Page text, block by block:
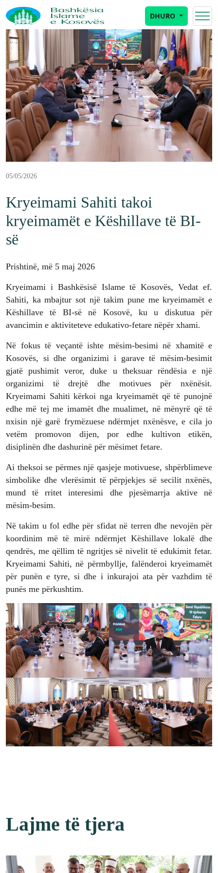
DHURO
05/05/2026
Kryeimami Sahiti takoi
kryeimamët e Këshillave të BI-
së
Prishtinë, më 5 maj 2026
Kryeimami i Bashkësisë Islame të Kosovës, Vedat ef.
Sahiti, ka mbajtur sot një takim pune me kryeimamët e
Këshillave të BI-së në Kosovë, ku u diskutua për
avancimin e aktiviteteve edukativo-fetare nëpër xhami.
Në fokus të veçantë ishte mësim-besimi në xhamitë e
Kosovës, si dhe organizimi i garave të mësim-besimit
gjatë pushimit veror, duke u theksuar rëndësia e një
organizimi të drejtë dhe motivues për nxënësit.
Kryeimami Sahiti kërkoi nga kryeimamët që të punojnë
edhe më tej me imamët dhe mualimet, në mënyrë që të
nxisin një garë frymëzuese ndërmjet nxënësve, e cila jo
vetëm promovon dijen, por edhe kultivon etikën,
disiplinën dhe dashurinë për mësimet fetare.
Ai theksoi se përmes një qasjeje motivuese, shpërblimeve
simbolike dhe vlerësimit të përpjekjes së secilit nxënës,
mund të rritet interesimi dhe pjesëmarrja aktive në
mësim-besim.
Në takim u fol edhe për sfidat në terren dhe nevojën për
koordinim më të mirë ndërmjet Këshillave lokalë dhe
qendrës, me qëllim të ngritjes së nivelit të edukimit fetar.
Kryeimami Sahiti, në përmbyllje, falënderoi kryeimamët
për punën e tyre, si dhe i inkurajoi ata për vazhdim të
punës me përkushtim.
Lajme të tjera